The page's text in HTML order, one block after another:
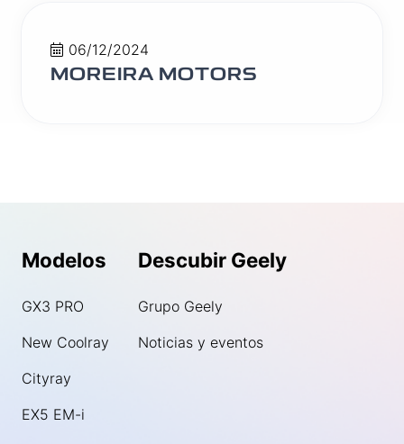
06/12/2024
MOREIRA MOTORS
Modelos
GX3 PRO
New Coolray
Cityray
EX5 EM-i
Descubir Geely
Grupo Geely
Noticias y eventos